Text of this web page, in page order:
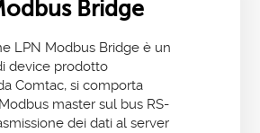
Bridge
LPN Modbus Bridge è un
device prodotto
Comtac, si comporta
master sul bus RS-
dei dati al server